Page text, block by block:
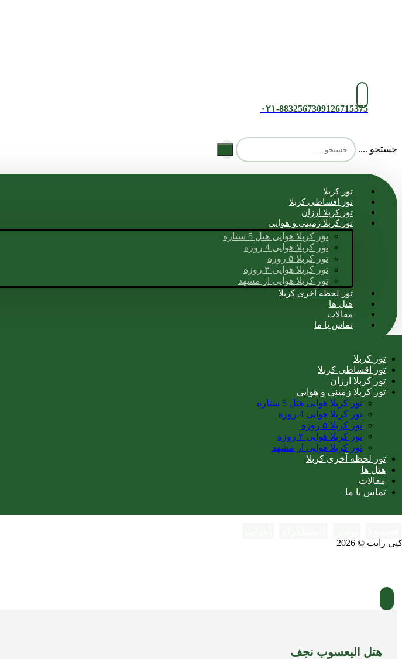
۰۲۱-8832567309126715375
جستجو ....
تور کربلا
تور اقساطی کربلا
تور کربلا ارزان
تور کربلا زمینی و هوایی
تور کربلا هوایی هتل 5 ستاره
تور کربلا هوایی 4 روزه
تور کربلا ۵ روزه
تور کربلا هوایی ۳ روزه
تور کربلا هوایی از مشهد
تور لحظه آخری کربلا
هتل ها
مقالات
تماس با ما
تور کربلا
تور اقساطی کربلا
تور کربلا ارزان
تور کربلا زمینی و هوایی
تور کربلا هوایی هتل 5 ستاره
تور کربلا هوایی 4 روزه
تور کربلا ۵ روزه
تور کربلا هوایی ۳ روزه
تور کربلا هوایی از مشهد
تور لحظه آخری کربلا
هتل ها
مقالات
تماس با ما
رایت © 2026
هتل الیعسوب نجف